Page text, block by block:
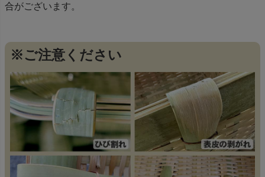
合がございます。
※ご注意ください